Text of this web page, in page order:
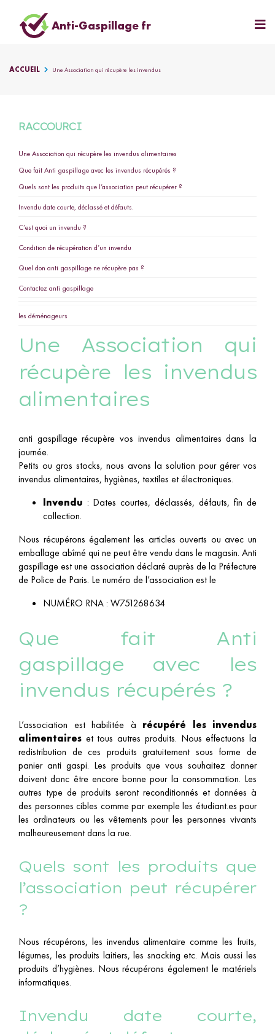
Anti-Gaspillage fr
ACCUEIL Une Association qui récupère les invendus
RACCOURCI
Une Association qui récupère les invendus alimentaires
Que fait Anti gaspillage avec les invendus récupérés ?
Quels sont les produits que l’association peut récupérer ?
Invendu date courte, déclassé et défauts.
C’est quoi un invendu ?
Condition de récupération d’un invendu
Quel don anti gaspillage ne récupère pas ?
Contactez anti gaspillage
les déménageurs
Une Association qui
récupère les invendus
alimentaires
anti gaspillage récupère vos invendus alimentaires dans la
journée.
Petits ou gros stocks, nous avons la solution pour gérer vos
invendus alimentaires, hygiènes, textiles et électroniques.
Invendu : Dates courtes, déclassés, défauts, fin de
collection.
Nous récupérons également les articles ouverts ou avec un
emballage abîmé qui ne peut être vendu dans le magasin. Anti
gaspillage est une association déclaré auprès de la Préfecture
de Police de Paris. Le numéro de l’association est le
NUMÉRO RNA : W751268634
Que fait Anti
gaspillage avec les
invendus récupérés ?
L’association est habilitée à récupéré les invendus
alimentaires et tous autres produits. Nous effectuons la
redistribution de ces produits gratuitement sous forme de
panier anti gaspi. Les produits que vous souhaitez donner
doivent donc être encore bonne pour la consommation. Les
autres type de produits seront reconditionnés et données à
des personnes cibles comme par exemple les étudiant.es pour
les ordinateurs ou les vêtements pour les personnes vivants
malheureusement dans la rue.
Quels sont les produits que
l’association peut récupérer
?
Nous récupérons, les invendus alimentaire comme les fruits,
légumes, les produits laitiers, les snacking etc. Mais aussi les
produits d’hygiènes. Nous récupérons également le matériels
informatiques.
Invendu date courte,